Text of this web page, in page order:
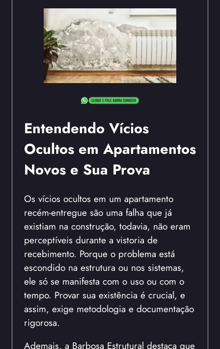
Entendendo Vícios
Ocultos em Apartamentos
Novos e Sua Prova
Os vícios ocultos em um apartamento
recém-entregue são uma falha que já
existiam na construção, todavia, não eram
perceptíveis durante a vistoria de
recebimento. Porque o problema está
escondido na estrutura ou nos sistemas,
ele só se manifesta com o uso ou com o
tempo. Provar sua existência é crucial, e
assim, exige metodologia e documentação
rigorosa.
Ademais, a Barbosa Estrutural destaca que